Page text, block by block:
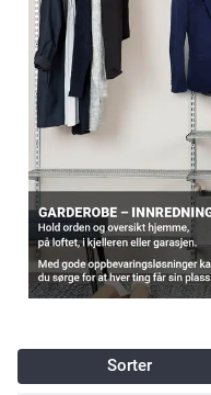
Sorter